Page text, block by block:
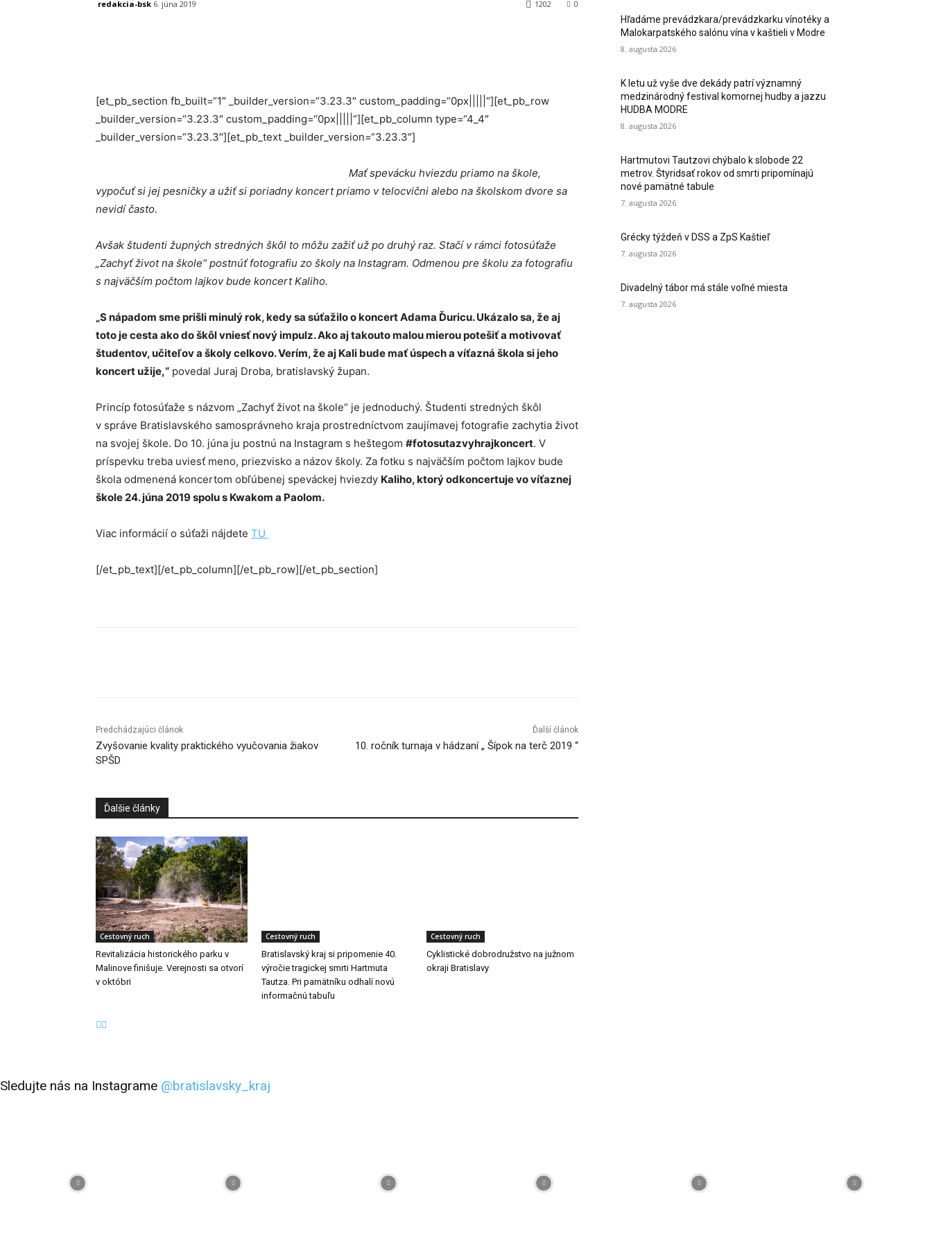
redakcia-bsk 6. júna 2019 0
1202
[et_pb_section fb_built=“1″ _builder_version=“3.23.3″ custom_padding=“0px|||||“][et_pb_row
_builder_version=“3.23.3″ custom_padding=“0px|||||“][et_pb_column type=“4_4″
_builder_version=“3.23.3″][et_pb_text _builder_version=“3.23.3″]
Mať spevácku hviezdu priamo na škole,
vypočuť si jej pesničky a užiť si poriadny koncert priamo v telocvični alebo na školskom dvore sa
nevidí často.
Avšak študenti župných stredných škôl to môžu zažiť už po druhý raz. Stačí v rámci fotosúťaže
„Zachyť život na škole“ postnúť fotografiu zo školy na Instagram. Odmenou pre školu za fotografiu
s najväčším počtom lajkov bude koncert Kaliho.
„S nápadom sme prišli minulý rok, kedy sa súťažilo o koncert Adama Ďuricu. Ukázalo sa, že aj
toto je cesta ako do škôl vniesť nový impulz. Ako aj takouto malou mierou potešiť a motivovať
študentov, učiteľov a školy celkovo. Verím, že aj Kali bude mať úspech a víťazná škola si jeho
koncert užije,“ povedal Juraj Droba, bratislavský župan.
Princíp fotosúťaže s názvom „Zachyť život na škole“ je jednoduchý. Študenti stredných škôl
v správe Bratislavského samosprávneho kraja prostredníctvom zaujímavej fotografie zachytia život
na svojej škole. Do 10. júna ju postnú na Instagram s heštegom #fotosutazvyhrajkoncert. V
príspevku treba uviesť meno, priezvisko a názov školy. Za fotku s najväčším počtom lajkov bude
škola odmenená koncertom obľúbenej speváckej hviezdy Kaliho, ktorý odkoncertuje vo víťaznej
škole24. júna 2019 spolu s Kwakom a Paolom.
Viac informácií o súťaži nájdete TU
[/et_pb_text][/et_pb_column][/et_pb_row][/et_pb_section]
Predchádzajúci článok
Zvyšovanie kvality praktického vyučovania žiakov
SPŠD
Ďalší článok
10. ročník turnaja v hádzaní „ Šípok na terč 2019 “
Ďalšie články
Cestovný ruch
Revitalizácia historického parku v
Malinove finišuje. Verejnosti sa otvorí
v októbri
Cestovný ruch
Bratislavský kraj si pripomenie 40.
výročie tragickej smrti Hartmuta
Tautza. Pri pamätníku odhalí novú
informačnú tabuľu
Cestovný ruch
Cyklistické dobrodružstvo na južnom
okraji Bratislavy
Hľadáme prevádzkara/prevádzkarku vínotéky a
Malokarpatského salónu vína v kaštieli v Modre
8. augusta 2026
K letu už vyše dve dekády patrí významný
medzinárodný festival komornej hudby a jazzu
HUDBA MODRE
8. augusta 2026
Hartmutovi Tautzovi chýbalo k slobode 22
metrov. Štyridsať rokov od smrti pripomínajú
nové pamätné tabule
7. augusta 2026
Grécky týždeň v DSS a ZpS Kaštieľ
7. augusta 2026
Divadelný tábor má stále voľné miesta
7. augusta 2026
Sledujte nás na Instagrame @bratislavsky_kraj